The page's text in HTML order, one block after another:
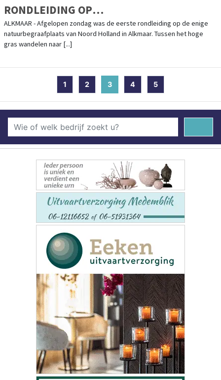
RONDLEIDING OP
NATUURBEGRAAFPLAATS GEESTMERLOO
ALKMAAR - Afgelopen zondag was de eerste rondleiding op de enige
natuurbegraafplaats van Noord Holland in Alkmaar. Tussen het hoge
gras wandelen naar [...]
1 2 3 (current)
4 5